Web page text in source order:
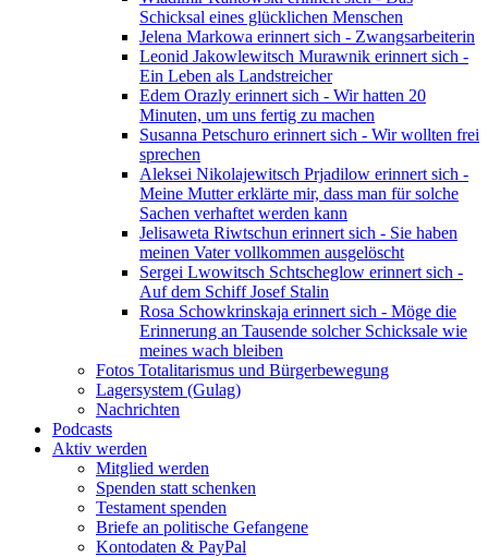
Schicksal eines glücklichen Menschen
Jelena Markowa erinnert sich - Zwangsarbeiterin
Leonid Jakowlewitsch Murawnik erinnert sich -
Ein Leben als Landstreicher
Edem Orazly erinnert sich - Wir hatten 20
Minuten, um uns fertig zu machen
Susanna Petschuro erinnert sich - Wir wollten frei
sprechen
Aleksei Nikolajewitsch Prjadilow erinnert sich -
Meine Mutter erklärte mir, dass man für solche
Sachen verhaftet werden kann
Jelisaweta Riwtschun erinnert sich - Sie haben
meinen Vater vollkommen ausgelöscht
Sergei Lwowitsch Schtscheglow erinnert sich -
Auf dem Schiff Josef Stalin
Rosa Schowkrinskaja erinnert sich - Möge die
Erinnerung an Tausende solcher Schicksale wie
meines wach bleiben
Fotos Totalitarismus und Bürgerbewegung
Lagersystem (Gulag)
Nachrichten
Podcasts
Aktiv werden
Mitglied werden
Spenden statt schenken
Testament spenden
Briefe an politische Gefangene
Kontodaten & PayPal